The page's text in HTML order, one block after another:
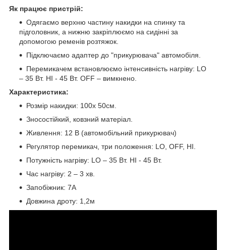
Як працює пристрій:
Одягаємо верхню частину накидки на спинку та
підголовник, а нижню закріплюємо на сидінні за
допомогою ременів розтяжок.
Підключаємо адаптер до "прикурювача" автомобіля.
Перемикачем встановлюємо інтенсивність нагріву: LO
– 35 Вт. HI - 45 Вт. OFF – вимкнено.
Характеристика:
Розмір накидки: 100х 50см.
Зносостійкий, ковзний матеріал.
Живлення: 12 В (автомобільний прикурювач)
Регулятор перемикач, три положення: LO, OFF, HI.
Потужність нагріву: LO – 35 Вт. HI - 45 Вт.
Час нагріву: 2 – 3 хв.
Запобіжник: 7А
Довжина дроту: 1,2м